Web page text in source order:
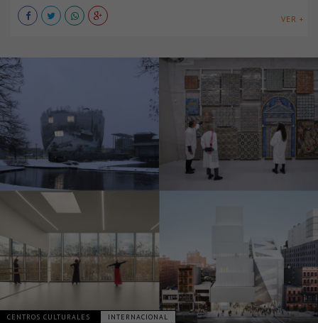
VER +
CENTROS CULTURALES INTERNACIONAL